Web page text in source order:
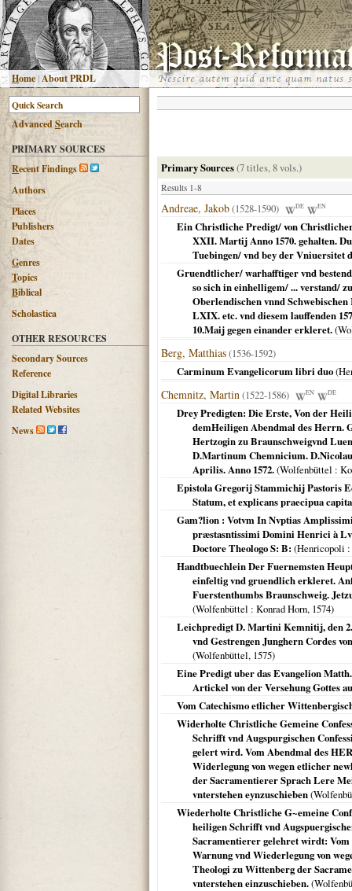
Home |About PRDL
AdvancedSearch
PRIMARY SOURCES
Recent Findings
Authors
Places
Publishers
Dates
Genres
Topics
Biblical
Scholastica
OTHER RESOURCES
Secondary Sources
Reference
Digital Libraries
Related Websites
News
Primary Sources(7 titles, 8 vols.)
Results 1-8
Andreae, Jakob(1528-1590) DE EN
Ein Christliche Predigt/ von
XXII. Martij Anno 1570. gehalten.
Tuebingen/ vnd bey der Vniuersitet
Gruendtlicher/ warhafftiger vnd
so sich in einhelligem/ ... verstand/
Oberlendischen vnnd
LXIX. etc. vnd diesem lauffenden
10.Maij gegen einander erkleret.(
Berg, Matthias(1536-1592)
Carminum Evangelicorum libri duo(
Chemnitz, Martin(1522-1586) EN DE
Drey Predigten: Die Erste, Von der
demHeiligen Abendmal des Herrn.
Hertzogin zu Braunschweigvnd
D.Martinum Chemnicium.
Aprilis. Anno 1572.(Wolfenbüttel :
Epistola Gregorij Stammichij Pastoris
Statum, et explicans praecipua
Gam?lion : Votvm In Nvptias
præstasntissimi Domini Henrici à
Doctore Theologo S: B: (Henricopoli
Handtbuechlein Der Fuernemsten
einfeltig vnd gruendlich erkleret.
Fuerstenthumbs Braunschweig.
(Wolfenbüttel : Konrad Horn, 1574)
Leichpredigt D. Martini Kemnitij, den
vnd Gestrengen Junghern Cordes
(Wolfenbüttel, 1575)
Eine Predigt uber das Evangelion
Artickel von der Versehung Gottes
Vom Catechismo etlicher
Widerholte Christliche Gemeine
Schrifft vnd Augspurgischen
gelert wird. Vom Abendmal des
Widerlegung von wegen etlicher
der Sacramentierer Sprach Lere
vnterstehen eynzuschieben(
Wiederholte Christliche G~emeine
heiligen Schrifft vnd
Sacramentierer gelehret wirdt:
Warnung vnd Wiederlegung von
Theologi zu Wittenberg der
vnterstehen einzuschieben.(